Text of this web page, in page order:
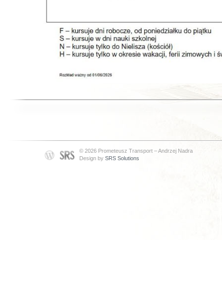
© 2026 Prometeusz Transport – Andrzej Nadra
Design by SRS Solutions